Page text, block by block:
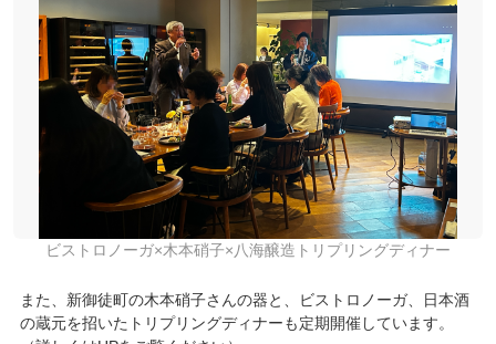
ビストロノーガ×木本硝子×八海醸造トリプリングディナー
また、新御徒町の木本硝子さんの器と、ビストロノーガ、日本酒
の蔵元を招いたトリプリングディナーも定期開催しています。